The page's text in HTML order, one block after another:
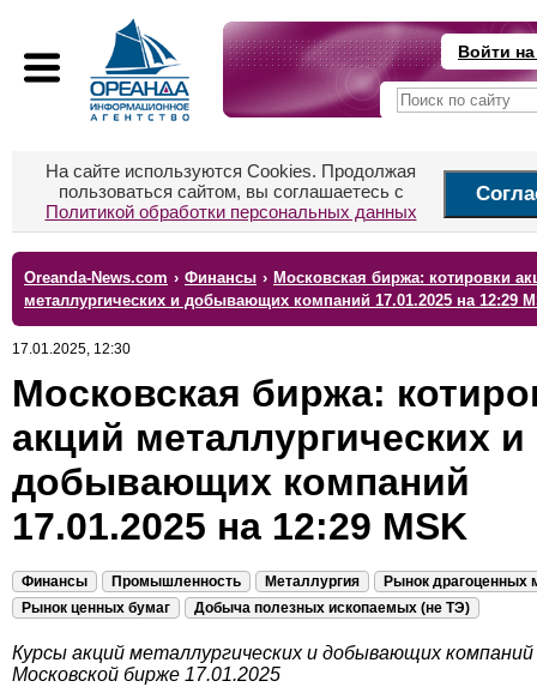
Войти
На сайте используются Cookies. Продолжая
пользоваться сайтом, вы соглашаетесь с
Политикой обработки персональных данных
Oreanda-News.com › Финансы › Московская биржа: котировки
металлургических и добывающих компаний 17.01.2025 на 12:29
17.01.2025, 12:30
Московская биржа:
акций металлургических и
добывающих компаний
17.01.2025 на 12:29 MSK
Финансы Промышленность Металлургия
Рынок драгоценных
Рынок ценных бумаг
Добыча полезных ископаемых (не ТЭ)
Курсы акций металлургических и добывающих компаний
Московской бирже 17.01.2025